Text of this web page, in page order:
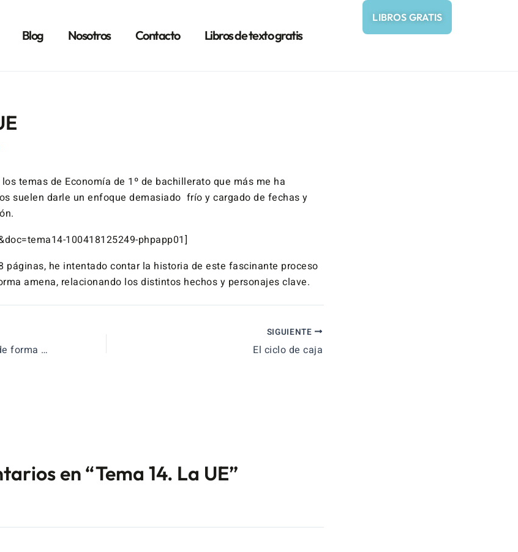
Blog Nosotros Contacto Libros de texto gratis
LIBROS GRATIS
temas de Economía de 1º de bachillerato que más me ha
suelen darle un enfoque demasiado frío y cargado de fechas y
100418125249-phpapp01]
páginas, he intentado contar la historia de este fascinante proceso
amena, relacionando los distintos hechos y personajes clave.
La empresa explicada de forma sencilla
SIGUIENTE
El ciclo de caja
en “Tema 14. La UE”